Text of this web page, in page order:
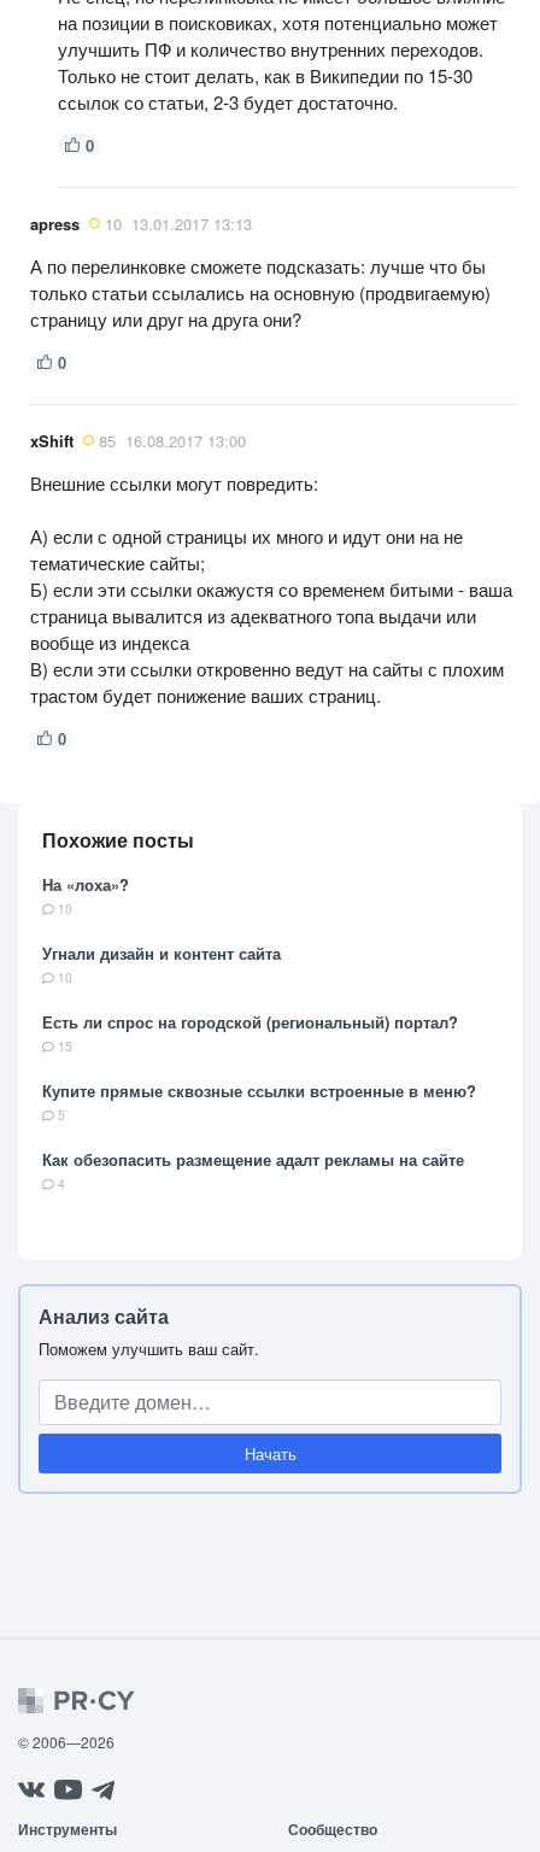
на позиции в поисковиках, хотя потенциально может
улучшить ПФ и количество внутренних переходов.
Только не стоит делать, как в Википедии по 15-30
ссылок со статьи, 2-3 будет достаточно.
0
apress 10 13.01.2017 13:13
А по перелинковке сможете подсказать: лучше что бы
только статьи ссылались на основную (продвигаемую)
страницу или друг на друга они?
0
xShift 85 16.08.2017 13:00
Внешние ссылки могут повредить:
А) если с одной страницы их много и идут они на не
тематические сайты;
Б) если эти ссылки окажустя со временем битыми - ваша
страница вывалится из адекватного топа выдачи или
вообще из индекса
В) если эти ссылки откровенно ведут на сайты с плохим
трастом будет понижение ваших страниц.
0
Похожие посты
На «лоха»?
10
Угнали дизайн и контент сайта
10
Есть ли спрос на городской (региональный) портал?
15
Купите прямые сквозные ссылки встроенные в меню?
5
Как обезопасить размещение адалт рекламы на сайте
4
Анализ сайта
Поможем улучшить ваш сайт.
Начать
© 2006—2026
Инструменты Сообщество